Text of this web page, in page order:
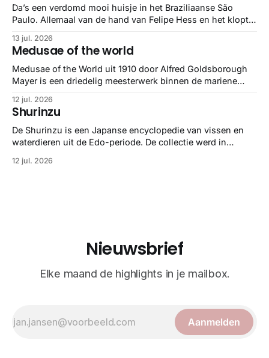
minstens
Da’s een verdomd mooi huisje in het Braziliaanse São
Paulo. Allemaal van de hand van Felipe Hess en het klopt
13 jul. 2026
Medusae of the world
Medusae of the World uit 1910 door Alfred Goldsborough
Mayer is een driedelig meesterwerk binnen de mariene
gedetailleerd overzicht van kwallensoorten en hun
taxonomie. Het boek staat bekend om de combinatie van
strikte wetenschap met prachtige, handgetekende
illustraties en kleurendrukplaten van Mayer zelf.
12 jul. 2026
Shurinzu
De Shurinzu is een Japanse encyclopedie van vissen en
waterdieren uit de Edo-periode. De collectie werd in
bekend om verfijnde technieken en bijna driedimensionale
12 jul. 2026
Nieuwsbrief
Elke maand de highlights in je mailbox.
Aanmelden